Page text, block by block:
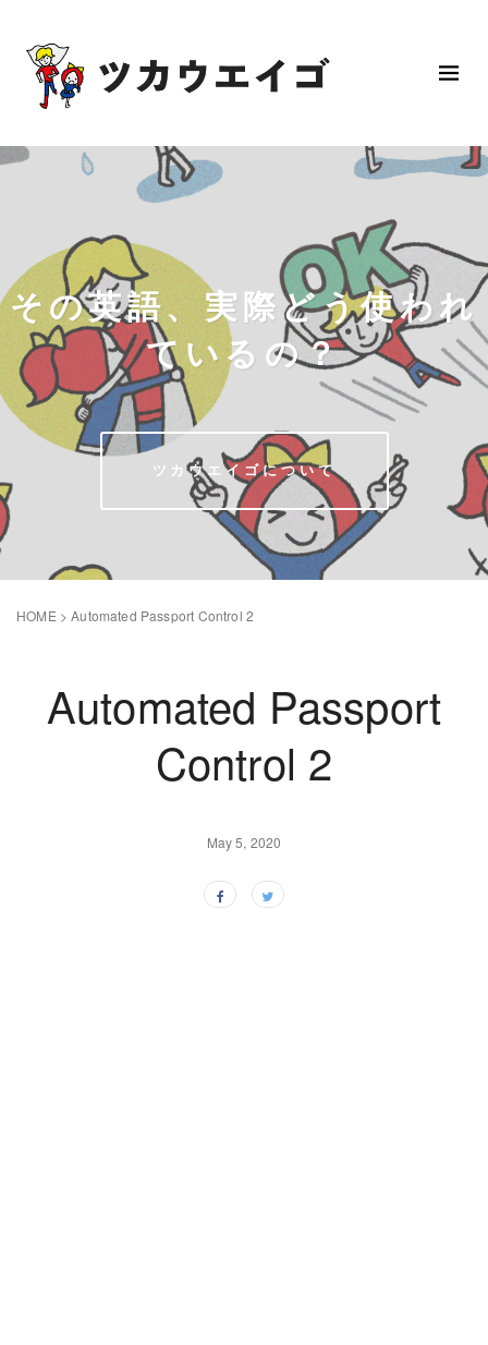
その英語、実際どう使われ
ているの？
ツカウエイゴについて
HOME >Automated Passport Control 2
Automated Passport
Control 2
May 5, 2020